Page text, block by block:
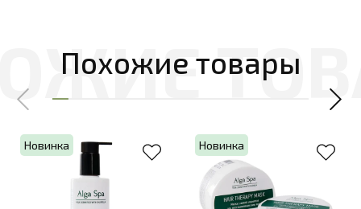
Похожие товары
Новинка Новинка